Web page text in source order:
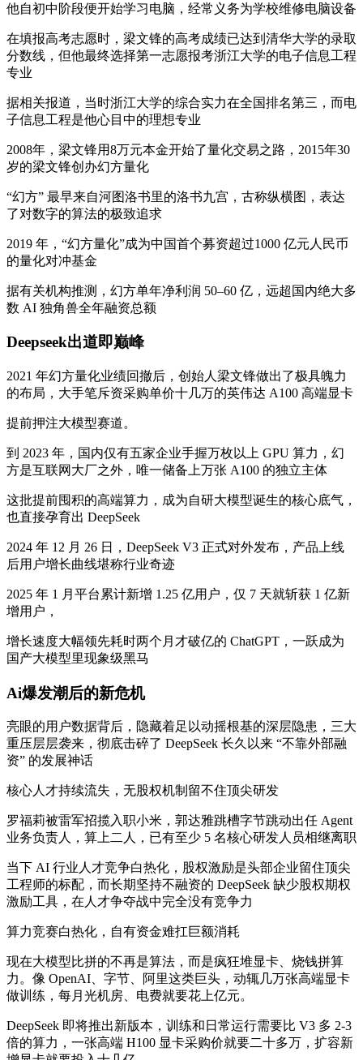
他自初中阶段便开始学习电脑，经常义务为学校维修电脑设备
在填报高考志愿时，梁文锋的高考成绩已达到清华大学的录取
分数线，但他最终选择第一志愿报考浙江大学的电子信息工程
专业
据相关报道，当时浙江大学的综合实力在全国排名第三，而电
子信息工程是他心目中的理想专业
2008年，梁文锋用8万元本金开始了量化交易之路，2015年30
岁的梁文锋创办幻方量化
“幻方” 最早来自河图洛书里的洛书九宫，古称纵横图，表达
了对数字的算法的极致追求
2019 年，“幻方量化”成为中国首个募资超过1000 亿元人民币
的量化对冲基金
据有关机构推测，幻方单年净利润 50–60 亿，远超国内绝大多
数 AI 独角兽全年融资总额
Deepseek出道即巅峰
2021 年幻方量化业绩回撤后，创始人梁文锋做出了极具魄力
的布局，大手笔斥资采购单价十几万的英伟达 A100 高端显卡
提前押注大模型赛道。
到 2023 年，国内仅有五家企业手握万枚以上 GPU 算力，幻
方是互联网大厂之外，唯一储备上万张 A100 的独立主体
这批提前囤积的高端算力，成为自研大模型诞生的核心底气，
也直接孕育出 DeepSeek
2024 年 12 月 26 日，DeepSeek V3 正式对外发布，产品上线
后用户增长曲线堪称行业奇迹
2025 年 1 月平台累计新增 1.25 亿用户，仅 7 天就斩获 1 亿新
增用户，
增长速度大幅领先耗时两个月才破亿的 ChatGPT，一跃成为
国产大模型里现象级黑马
Ai爆发潮后的新危机
亮眼的用户数据背后，隐藏着足以动摇根基的深层隐患，三大
重压层层袭来，彻底击碎了 DeepSeek 长久以来 “不靠外部融
资” 的发展神话
核心人才持续流失，无股权机制留不住顶尖研发
罗福莉被雷军招揽入职小米，郭达雅跳槽字节跳动出任 Agent
业务负责人，算上二人，已有至少 5 名核心研发人员相继离职
当下 AI 行业人才竞争白热化，股权激励是头部企业留住顶尖
工程师的标配，而长期坚持不融资的 DeepSeek 缺少股权期权
激励工具，在人才争夺战中完全没有竞争力
算力竞赛白热化，自有资金难扛巨额消耗
现在大模型比拼的不再是算法，而是疯狂堆显卡、烧钱拼算
力。像 OpenAI、字节、阿里这类巨头，动辄几万张高端显卡
做训练，每月光机房、电费就要花上亿元。
DeepSeek 即将推出新版本，训练和日常运行需要比 V3 多 2-3
倍的算力，一张高端 H100 显卡采购价就要二十多万，扩容新